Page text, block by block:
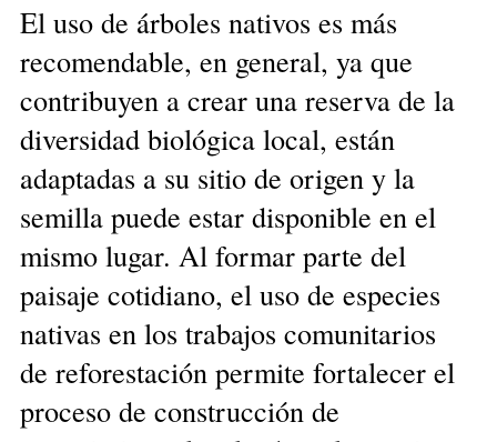
El uso de árboles nativos es más
recomendable, en general, ya que
contribuyen a crear una reserva de la
diversidad biológica local, están
adaptadas a su sitio de origen y la
semilla puede estar disponible en el
mismo lugar. Al formar parte del
paisaje cotidiano, el uso de especies
nativas en los trabajos comunitarios
de reforestación permite fortalecer el
proceso de construcción de